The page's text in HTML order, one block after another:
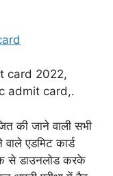
card 2022,
admit card,.
की जाने वाली सभी
वाले एडमिट कार्ड
से डाउनलोड करके